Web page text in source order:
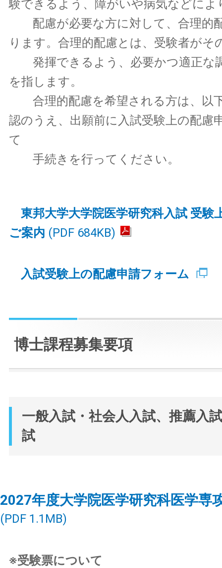
験できるよう、障がいや病気などによ
配慮が必要な方に対して、合理的
ります。合理的配慮とは、受験者がそ
発揮できるよう、必要かつ適正な
を指します。
合理的配慮を希望される方は、以
認のうえ、出願前に入試受験上の配慮
て
手続きを行ってください。
東邦大学大学院医学研究科入試 受験
ご案内 (PDF 684KB)
入試受験上の配慮申請フォーム
博士課程募集要項
一般入試・社会人入試、推薦入
試
2027年度大学院医学研究科医学専
(PDF 1.1MB)
※受験票について